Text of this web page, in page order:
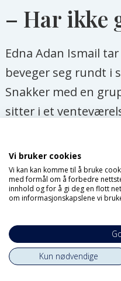
– Har ikke
Edna Adan Ismail
beveger seg rundt i
Snakker med en
sitter i et
bysser et gråtende
mot en viktig
haster forbi. Og
fortidligfødte, der
viktig å meddele
– Jeg jobbet for FN i
Vi bruker cookies
Vi kan kan komme til å bruke
med formål om å forbedre
innhold og for å gi deg en flott
om informasjonskapslene vi
Kun nødvendige